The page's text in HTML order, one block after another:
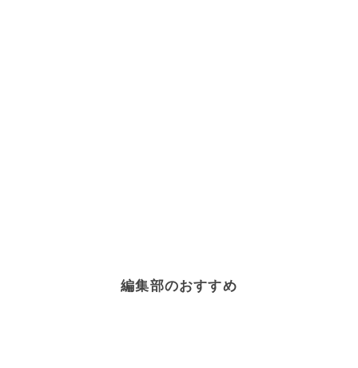
編集部のおすすめ